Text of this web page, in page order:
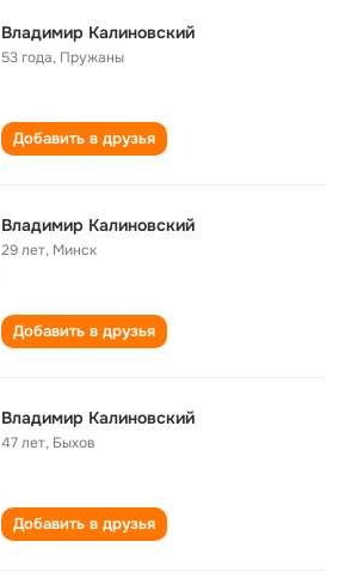
Владимир Калиновский
53 года, Пружаны
Добавить в друзья
Владимир Калиновский
29 лет, Минск
Добавить в друзья
Владимир Калиновский
47 лет, Быхов
Добавить в друзья